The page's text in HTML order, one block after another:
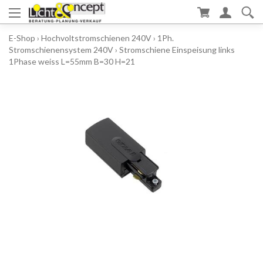
E-Shop › Hochvoltstromschienen 240V› 1Ph.
Stromschienensystem 240V› Stromschiene Einspeisung links
1Phase weiss L=55mm B=30 H=21